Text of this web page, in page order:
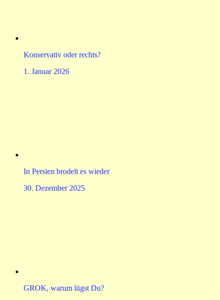
Konservativ oder rechts?
1. Januar 2026
In Persien brodelt es wieder
30. Dezember 2025
GROK, warum lügst Du?